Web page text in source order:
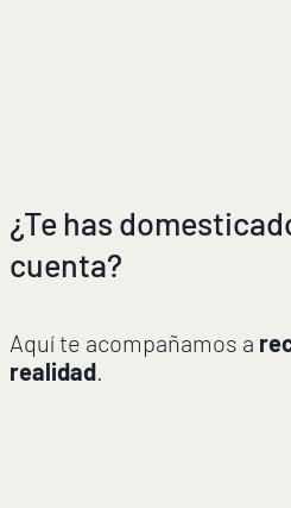
¿Te has
cuenta?
Aquí te acompañamos a
realidad.